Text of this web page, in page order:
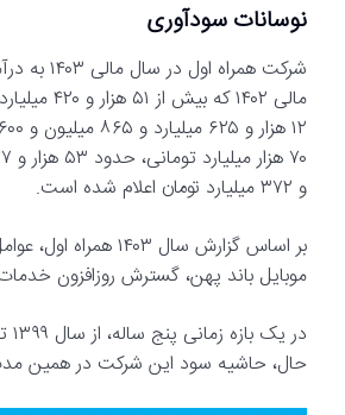
نوسانات سودآوری
و ۳۷۲ میلیارد تومان اعلام شده است.
بر اساس گزارش
موبایل باند پهن، گسترش روزافزون
حال، حاشیه سود این شرکت در همین مدت از ۲۳ درصد به ۱۸ درصد کاهش